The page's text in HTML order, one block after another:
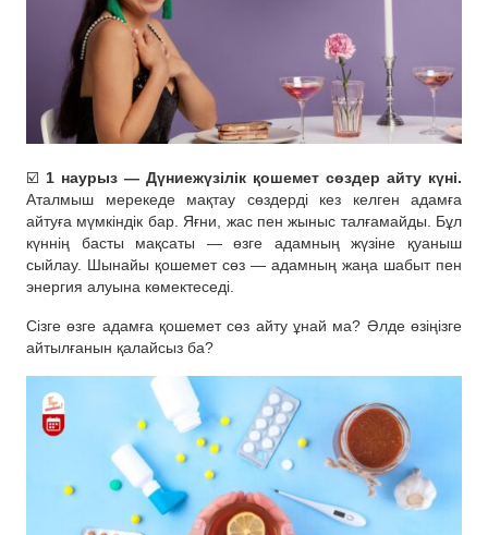
☑️ 1 наурыз — Дүниежүзілік қошемет сөздер айту күні.
Аталмыш мерекеде мақтау сөздерді кез келген адамға
айтуға мүмкіндік бар. Яғни, жас пен жыныс талғамайды. Бұл
күннің басты мақсаты — өзге адамның жүзіне қуаныш
сыйлау. Шынайы қошемет сөз — адамның жаңа шабыт пен
энергия алуына көмектеседі.
Сізге өзге адамға қошемет сөз айту ұнай ма? Әлде өзіңізге
айтылғанын қалайсыз ба?